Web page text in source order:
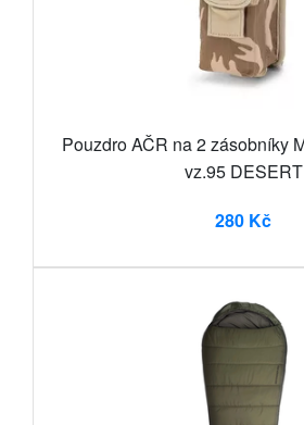
Pouzdro AČR na 2 zásobníky
vz.95 DESERT
280 Kč